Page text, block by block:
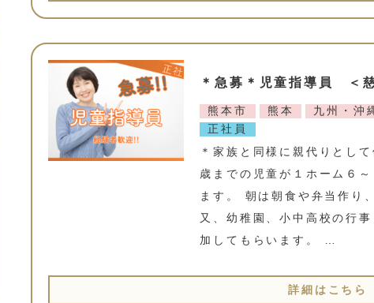
＊急募＊児童指導員 ＜
熊本市 熊本 九州・沖
正社員
＊家族と同様に親代りとし
歳までの児童が１ホーム６
ます。 朝は朝食や弁当作り
又、幼稚園、小中高校の行
加してもらいます。 …
詳細はこちら